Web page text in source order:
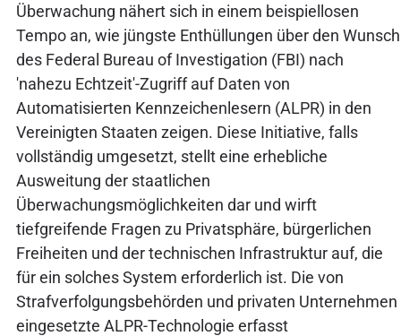
Überwachung nähert sich in einem beispiellosen
Tempo an, wie jüngste Enthüllungen über den Wunsch
des Federal Bureau of Investigation (FBI) nach
'nahezu Echtzeit'-Zugriff auf Daten von
Automatisierten Kennzeichenlesern (ALPR) in den
Vereinigten Staaten zeigen. Diese Initiative, falls
vollständig umgesetzt, stellt eine erhebliche
Ausweitung der staatlichen
Überwachungsmöglichkeiten dar und wirft
tiefgreifende Fragen zu Privatsphäre, bürgerlichen
Freiheiten und der technischen Infrastruktur auf, die
für ein solches System erforderlich ist. Die von
Strafverfolgungsbehörden und privaten Unternehmen
eingesetzte ALPR-Technologie erfasst